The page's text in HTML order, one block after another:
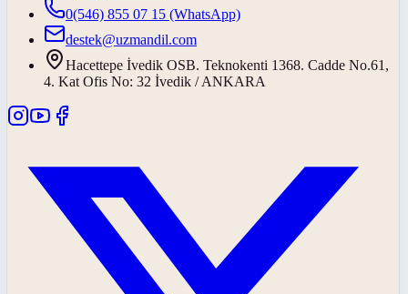
0(546) 855 07 15 (WhatsApp)
destek@uzmandil.com
Hacettepe İvedik OSB. Teknokenti 1368. Cadde No.61,
4. Kat Ofis No: 32 İvedik / ANKARA